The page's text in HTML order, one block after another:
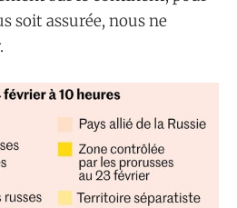
soit assurée, nous ne